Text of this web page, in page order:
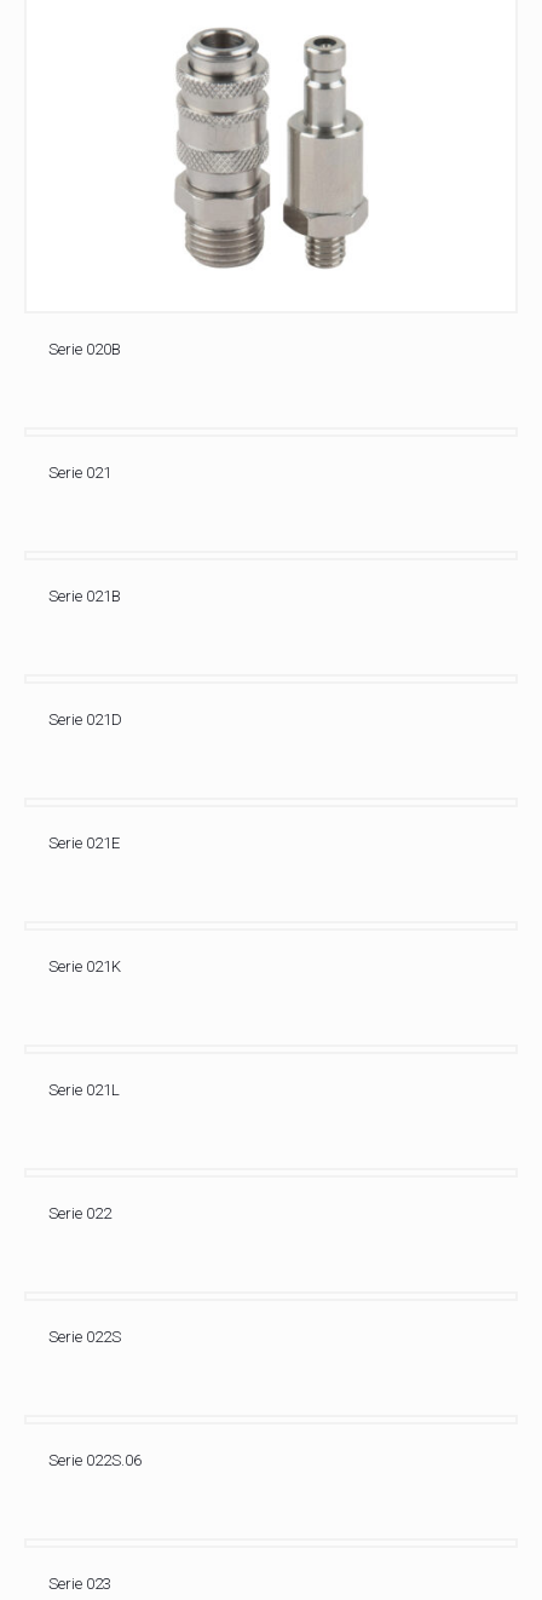
Serie 020B
Serie 021
Serie 021B
Serie 021D
Serie 021E
Serie 021K
Serie 021L
Serie 022
Serie 022S
Serie 022S.06
Serie 023